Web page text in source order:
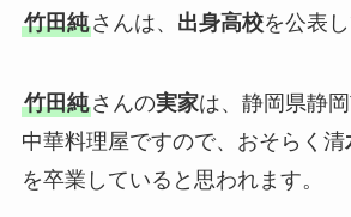
竹田純さんは、 出身高校を公表し
竹田純さんの実家は、静岡県静
中華料理屋ですので、おそらく清
を卒業していると思われます。